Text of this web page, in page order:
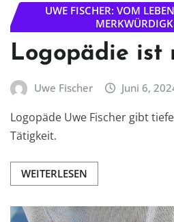
UWE FISCHER: VOM
Logopädie ist
Uwe Fischer Juni 6,
Logopäde Uwe Fischer gibt
Tätigkeit.
WEITERLESEN